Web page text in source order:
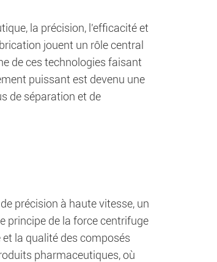
la précision, l'efficacité et
jouent un rôle central
de ces technologies faisant
puissant est devenu une
de séparation et de
précision à haute vitesse, un
principe de la force centrifuge
la qualité des composés
pharmaceutiques, où